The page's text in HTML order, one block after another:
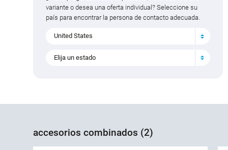
variante o desea una oferta individual? Seleccione su
país para encontrar la persona de contacto adecuada.
United States
Elija un estado
accesorios combinados (2)